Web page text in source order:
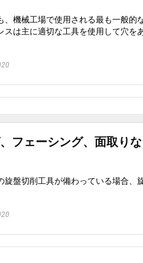
、機械工場で使用される最も一般的
スは主に適切な工具を使用して穴を
フェーシング、面取り
旋盤切削工具が備わっている場合、